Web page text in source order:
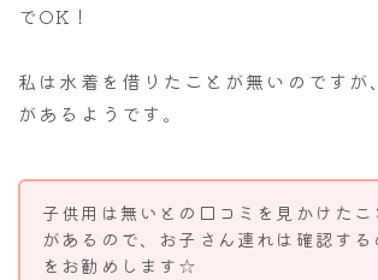
でOK！
私は水着を借りたことが無いのですが
があるようです。
子供用は無いとの口コミを見かけたこ
があるので、お子さん連れは確認する
をお勧めします☆